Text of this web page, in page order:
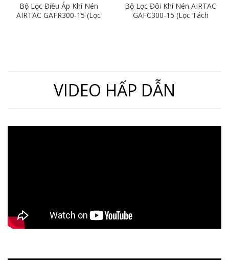
Bộ Lọc Điều Áp Khí Nén
AIRTAC GAFR300-15 (Lọc
Bộ Lọc Đôi Khí Nén AIRTAC
GAFC300-15 (Lọc Tách
VIDEO HẤP DẪN